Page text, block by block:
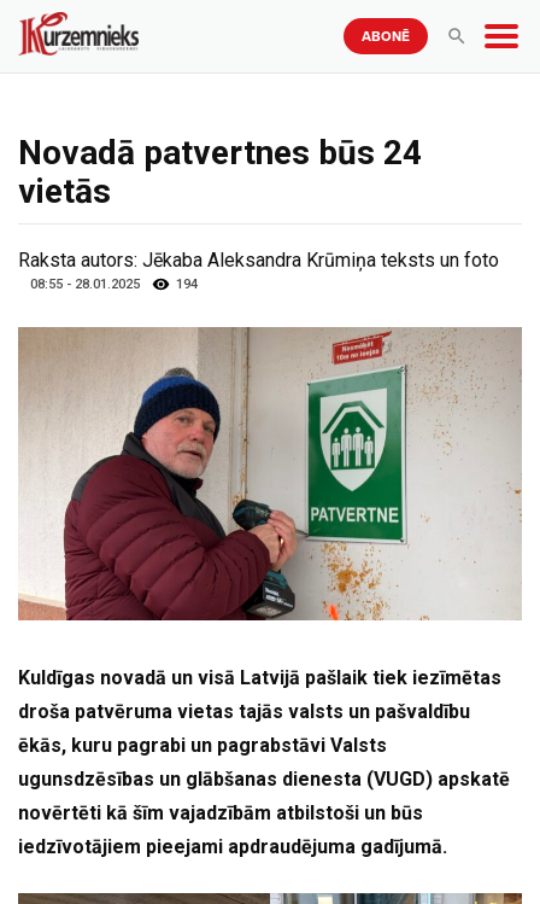
ABONĒ
Novadā patvertnes būs 24
vietās
Raksta autors: Jēkaba Aleksandra Krūmiņa teksts un foto
08:55 - 28.01.2025 194
Kuldīgas novadā un visā Latvijā pašlaik tiek iezīmētas
droša patvēruma vietas tajās valsts un pašvaldību
ēkās, kuru pagrabi un pagrabstāvi Valsts
ugunsdzēsības un glābšanas dienesta (VUGD) apskatē
novērtēti kā šīm vajadzībām atbilstoši un būs
iedzīvotājiem pieejami apdraudējuma gadījumā.